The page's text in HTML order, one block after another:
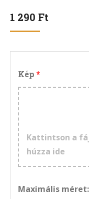
1 290 Ft
Kép
Kattintson a
húzza ide
Maximális méret: